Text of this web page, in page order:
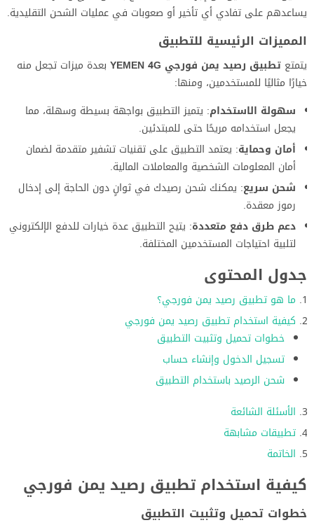
يساعدهم على تفادي أي تأخير أو صعوبات في عمليات الشحن التقليدية.
المميزات الرئيسية للتطبيق
يتمتع تطبيق رصيد يمن فورجي YEMEN 4G
بعدة ميزات تجعل منه
خيارًا مثاليًا للمستخدمين، ومنها:
سهولة الاستخدام: يتميز التطبيق بواجهة بسيطة وسهلة، مما
يجعل استخدامه مريحًا حتى للمبتدئين.
أمان وحماية: يعتمد التطبيق على تقنيات تشفير متقدمة لضمان
أمان المعلومات الشخصية والمعاملات المالية.
شحن سريع: يمكنك شحن رصيدك في ثوانٍ دون الحاجة إلى إدخال
رموز معقدة.
دعم طرق دفع متعددة: يتيح التطبيق عدة خيارات للدفع الإلكتروني
لتلبية احتياجات المستخدمين المختلفة.
جدول المحتوى
ما هو تطبيق رصيد يمن فورجي؟
كيفية استخدام تطبيق رصيد يمن فورجي
خطوات تحميل وتثبيت التطبيق
تسجيل الدخول وإنشاء حساب
شحن الرصيد باستخدام التطبيق
الأسئلة الشائعة
تطبيقات مشابهة
الخاتمة
كيفية استخدام تطبيق رصيد يمن فورجي
خطوات تحميل وتثبيت التطبيق